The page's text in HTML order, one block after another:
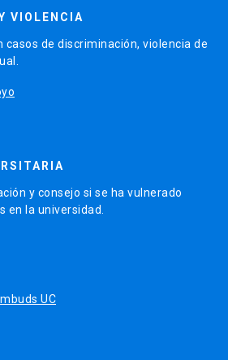
VIOLENCIA
casos de discriminación, violencia de
y consejo si se ha vulnerado
en la universidad.
UC